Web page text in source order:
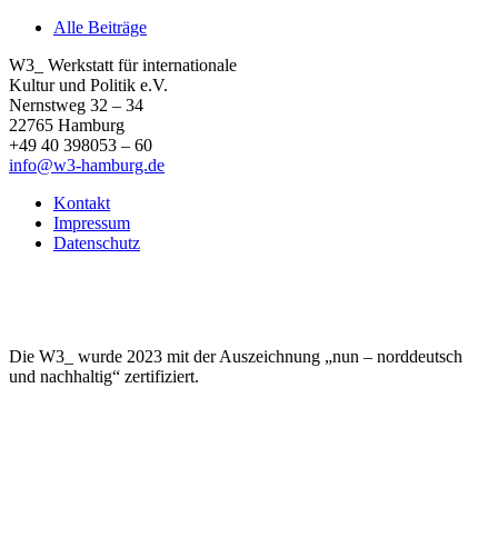
Alle Beiträge
W3_ Werkstatt für internationale
Kultur und Politik e.V.
Nernstweg 32 – 34
22765 Hamburg
+49 40 398053 – 60
info@w3-hamburg.de
Kontakt
Impressum
Datenschutz
Die W3_ wurde 2023 mit der Auszeichnung „nun – norddeutsch
und nachhaltig“ zertifiziert.